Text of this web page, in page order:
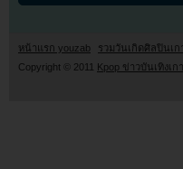
หน้าแรก youzab รวมวันเกิดศิลปินเก
Copyright © 2011 Kpop ข่าวบันเทิงเ